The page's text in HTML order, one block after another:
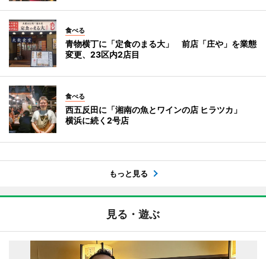
食べる
青物横丁に「定食のまる大」 前店「庄や」を業態
変更、23区内2店目
食べる
西五反田に「湘南の魚とワインの店 ヒラツカ」
横浜に続く2号店
もっと見る
見る・遊ぶ